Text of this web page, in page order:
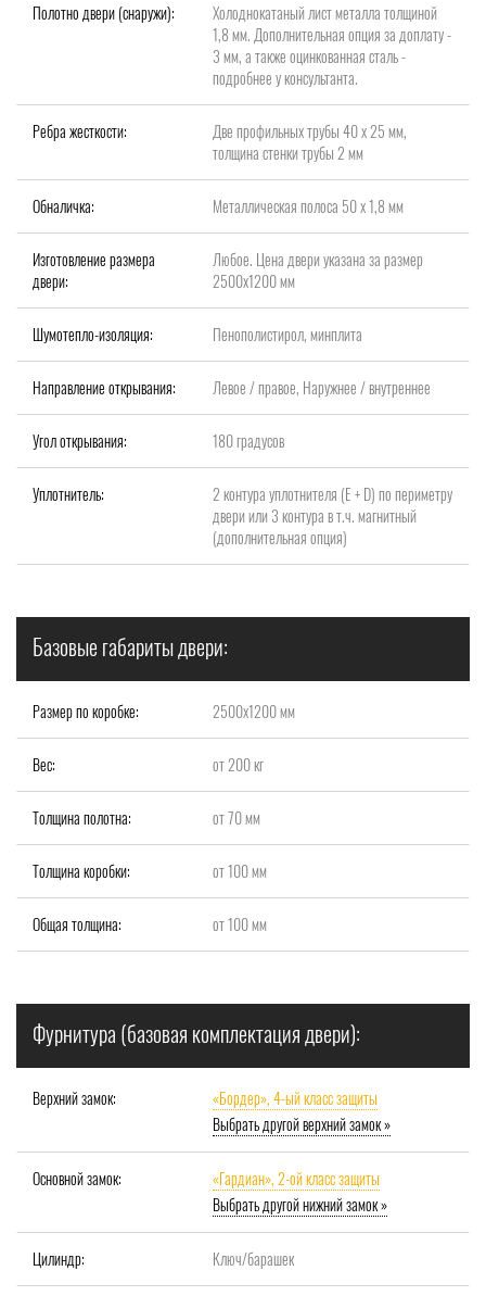
Полотно двери (снаружи):
Холоднокатаный лист металла толщиной
1,8 мм. Дополнительная опция за доплату -
3 мм, а также оцинкованная сталь -
подробнее у консультанта.
Ребра жесткости:
Две профильных трубы 40 х 25 мм,
толщина стенки трубы 2 мм
Обналичка: Металлическая полоса 50 х 1,8 мм
Изготовление размера
двери:
Любое. Цена двери указана за размер
2500х1200 мм
Шумотепло-изоляция: Пенополистирол, минплита
Направление открывания: Левое / правое, Наружнее / внутреннее
Угол открывания: 180 градусов
Уплотнитель:
2 контура уплотнителя (Е + D) по периметру
двери или 3 контура в т.ч. магнитный
(дополнительная опция)
Базовые габариты двери:
Размер по коробке: 2500х1200 мм
Вес: от 200 кг
Толщина полотна: от 70 мм
Толщина коробки: от 100 мм
Общая толщина: от 100 мм
Фурнитура (базовая комплектация двери):
Верхний замок:
«Бордер», 4-ый класс защиты
Выбрать другой верхний замок »
Основной замок:
«Гардиан», 2-ой класс защиты
Выбрать другой нижний замок »
Цилиндр: Ключ/барашек